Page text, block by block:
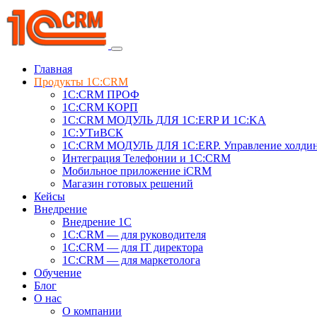
Главная
Продукты 1C:CRM
1С:CRM ПРОФ
1С:CRM КОРП
1С:CRM МОДУЛЬ ДЛЯ 1C:ERP И 1C:KA
1C:УТиВСК
1С:CRM МОДУЛЬ ДЛЯ 1C:ERP. Управление
Интеграция Телефонии и 1C:CRM
Мобильное приложение iCRM
Магазин готовых решений
Кейсы
Внедрение
Внедрение 1C
1С:CRM — для руководителя
1С:CRM — для IT директора
1С:CRM — для маркетолога
Обучение
Блог
О нас
О компании